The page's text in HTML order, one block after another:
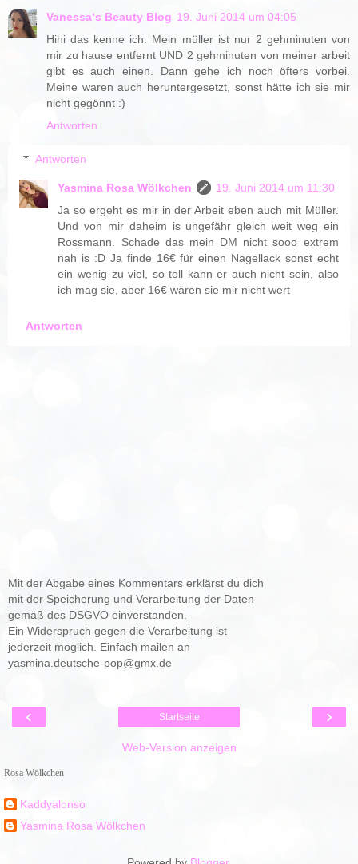
Vanessa‘s Beauty Blog 19. Juni 2014 um 04:05
Hihi das kenne ich. Mein müller ist nur 2 gehminuten von
mir zu hause entfernt UND 2 gehminuten von meiner arbeit
gibt es auch einen. Dann gehe ich noch öfters vorbei.
Meine waren auch heruntergesetzt, sonst hätte ich sie mir
nicht gegönnt :)
Antworten
Antworten
Yasmina Rosa Wölkchen
19. Juni 2014 um 11:30
Ja so ergeht es mir in der Arbeit eben auch mit Müller.
Und von mir daheim is ungefähr gleich weit weg ein
Rossmann. Schade das mein DM nicht sooo extrem
nah is :D Ja finde 16€ für einen Nagellack sonst echt
ein wenig zu viel, so toll kann er auch nicht sein, also
ich mag sie, aber 16€ wären sie mir nicht wert
Antworten
Mit der Abgabe eines Kommentars erklärst du dich
mit der Speicherung und Verarbeitung der Daten
gemäß des DSGVO einverstanden.
Ein Widerspruch gegen die Verarbeitung ist
jederzeit möglich. Einfach mailen an
yasmina.deutsche-pop@gmx.de
‹ ›
Startseite
Web-Version anzeigen
Rosa Wölkchen
Kaddyalonso
Yasmina Rosa Wölkchen